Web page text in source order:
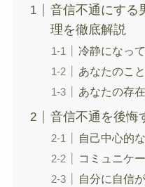
音信不通にする
理を徹底解説
冷静になっ
あなたのこ
あなたの存
音信不通を後悔
自己中心的
コミュニケ
自分に自信